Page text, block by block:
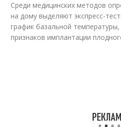
Среди медицинских методов
на дому выделяют экспресс-
график базальной температуры,
признаков имплантации